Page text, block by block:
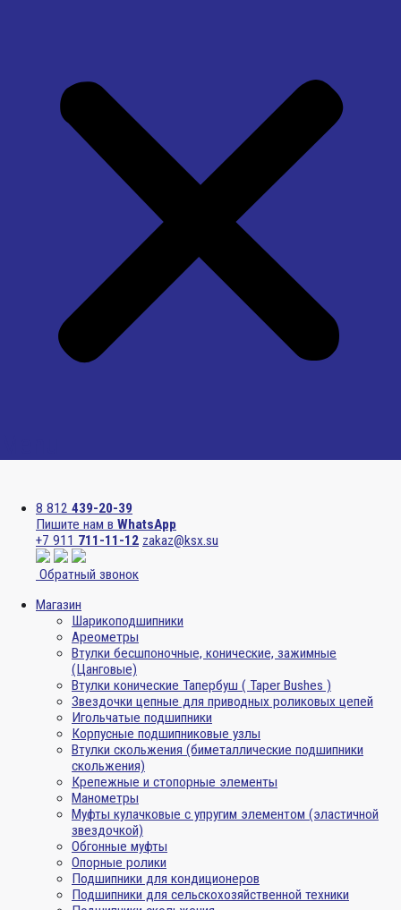
8 812 439-20-39
Пишите нам в WhatsApp
+7 911 711-11-12 zakaz@ksx.su
Обратный звонок
Магазин
Шарикоподшипники
Ареометры
Втулки бесшпоночные, конические, зажимные
(Цанговые)
Втулки конические Тапербуш ( Taper Bushes )
Звездочки цепные для приводных роликовых цепей
Игольчатые подшипники
Корпусные подшипниковые узлы
Втулки скольжения (биметаллические подшипники
скольжения)
Крепежные и стопорные элементы
Манометры
Муфты кулачковые с упругим элементом (эластичной
звездочкой)
Обгонные муфты
Опорные ролики
Подшипники для кондиционеров
Подшипники для сельскохозяйственной техники